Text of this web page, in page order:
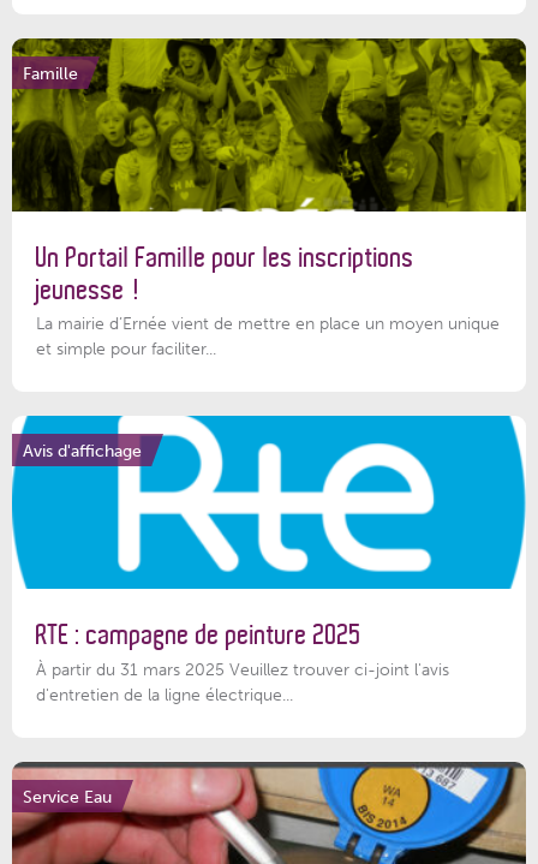
Famille
Un Portail Famille pour les inscriptions
jeunesse !
La mairie d’Ernée vient de mettre en place un moyen unique
et simple pour faciliter...
Avis d'affichage
RTE : campagne de peinture 2025
À partir du 31 mars 2025 Veuillez trouver ci-joint l'avis
d'entretien de la ligne électrique...
Service Eau